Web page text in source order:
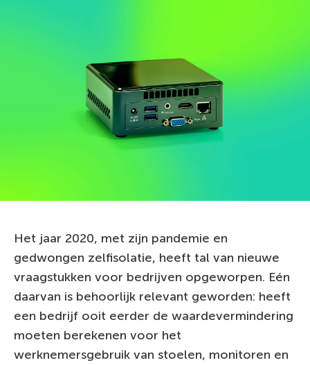
Het jaar 2020, met zijn pandemie en
gedwongen zelfisolatie, heeft tal van nieuwe
vraagstukken voor bedrijven opgeworpen. Eén
daarvan is behoorlijk relevant geworden: heeft
een bedrijf ooit eerder de waardevermindering
moeten berekenen voor het
werknemersgebruik van stoelen, monitoren en